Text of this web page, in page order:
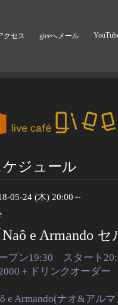
クセス gieeへメール
ケジュール
05-24 (木) 20:00～
Naô e Armando
プン19:30 スタート
＋ドリンクオーダー
e Armando(ナオ&アル